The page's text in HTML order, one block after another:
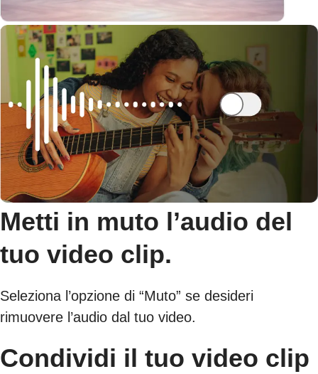
Metti in muto l’audio del
tuo video clip.
Seleziona l’opzione di “Muto” se desideri
rimuovere l’audio dal tuo video.
Condividi il tuo video clip